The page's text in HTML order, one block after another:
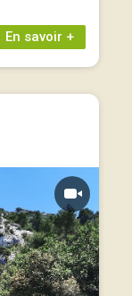
En savoir +